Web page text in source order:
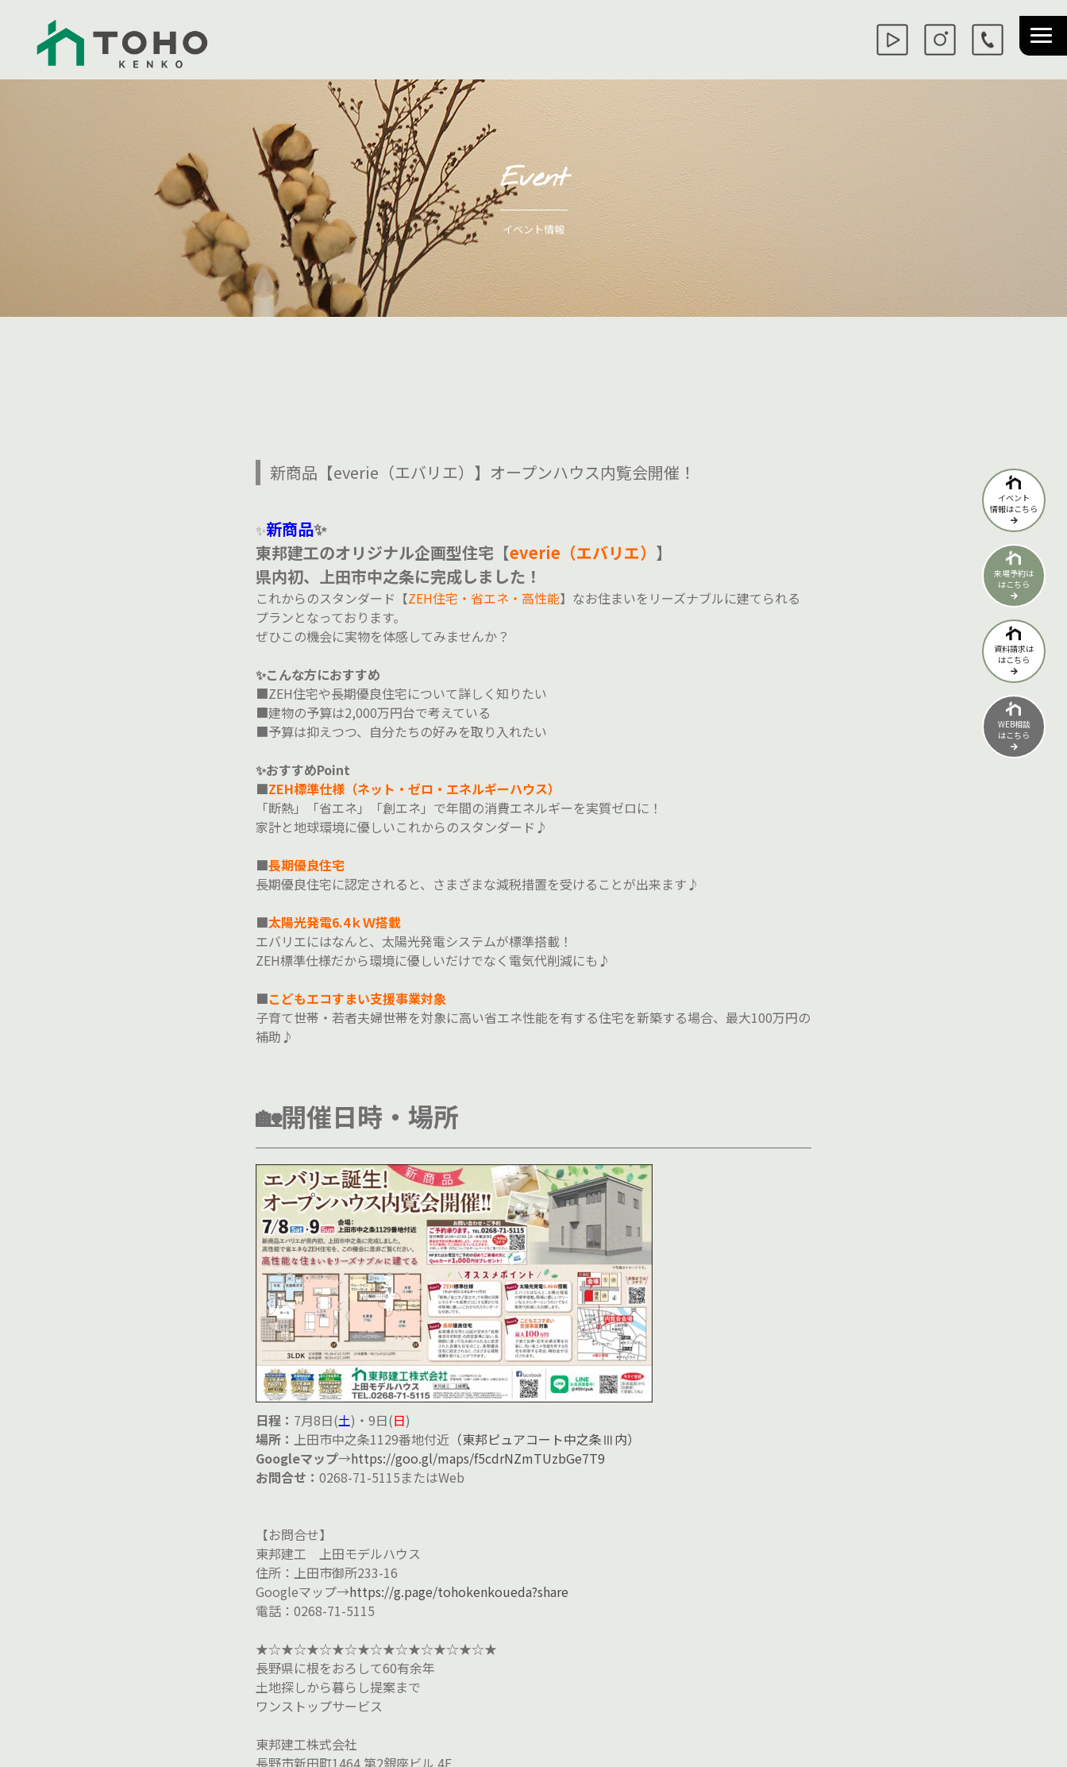
イベント
情報はこちら
来場予約は
はこちら
資料請求は
はこちら
WEB相談
はこちら
Event
イベント情報
新商品【everie（エバリエ）】オープンハウス内覧会開催！
✨新商品✨
東邦建工のオリジナル企画型住宅【everie（エバリエ） 】
県内初、上田市中之条に完成しました！
これからのスタンダード【ZEH住宅・省エネ・高性能】なお住まいをリーズナブルに建てられる
プランとなっております。
ぜひこの機会に実物を体感してみませんか？
✨こんな方におすすめ
■ZEH住宅や長期優良住宅について詳しく知りたい
■建物の予算は2,000万円台で考えている
■予算は抑えつつ、自分たちの好みを取り入れたい
✨おすすめPoint
■ZEH標準仕様（ネット・ゼロ・エネルギーハウス）
「断熱」「省エネ」「創エネ」で年間の消費エネルギーを実質ゼロに！
家計と地球環境に優しいこれからのスタンダード♪
■長期優良住宅
長期優良住宅に認定されると、さまざまな減税措置を受けることが出来ます♪
■太陽光発電6.4ｋＷ搭載
エバリエにはなんと、太陽光発電システムが標準搭載！
ZEH標準仕様だから環境に優しいだけでなく電気代削減にも♪
■こどもエコすまい支援事業対象
子育て世帯・若者夫婦世帯を対象に高い省エネ性能を有する住宅を新築する場合、最大100万円の
補助♪
🏡開催日時・場所
日程： 7月8日(土)・9日(日)
場所： 上田市中之条1129番地付近 （東邦ピュアコート中之条Ⅲ内）
Googleマップ→https://goo.gl/maps/f5cdrNZmTUzbGe7T9
お問合せ： 0268-71-5115またはWeb
【お問合せ】
東邦建工 上田モデルハウス
住所：上田市御所233-16
Googleマップ→https://g.page/tohokenkoueda?share
電話：0268-71-5115
★☆★☆★☆★☆★☆★☆★☆★☆★☆★
長野県に根をおろして60有余年
土地探しから暮らし提案まで
ワンストップサービス
東邦建工株式会社
長野市新田町1464 第2銀座ビル 4F